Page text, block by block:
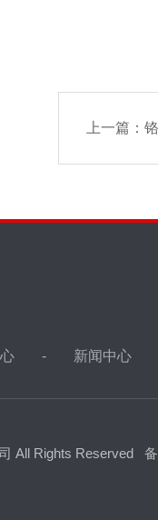
上一篇：
新闻中心
All Rights Reserved